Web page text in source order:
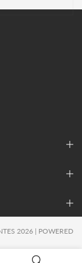
2026 | POWERED